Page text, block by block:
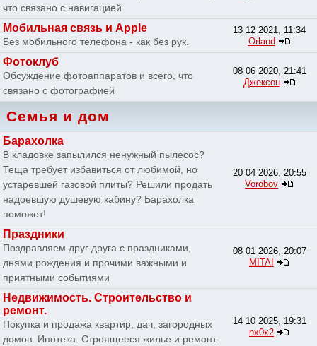
что связано с навигацией
Мобильная связь и Apple
Без мобильного телефона - как без рук.
13 12 2021, 11:34
Orland
Фотоклуб
Обсуждение фотоаппаратов и всего, что
связано с фотографией
08 06 2020, 21:41
Джексон
Семья и дом
Барахолка
В кладовке запылился ненужный пылесос?
Теща требует избавиться от любимой, но
устаревшей газовой плиты? Решили продать
надоевшую душевую кабину? Барахолка
поможет!
20 04 2026, 20:55
Vorobov
Праздники
Поздравляем друг друга с праздниками,
днями рождения и прочими важными и
приятными событиями
08 01 2026, 20:07
MITAI
Недвижимость. Строительство и
ремонт.
Покупка и продажа квартир, дач, загородных
домов. Ипотека. Строящееся жилье и ремонт.
14 10 2025, 19:31
nx0x2